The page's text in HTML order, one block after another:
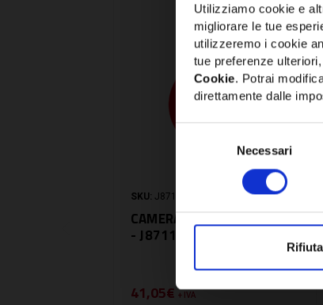
Utilizziamo cookie e
migliorare le tue
utilizzeremo i cookie
tue preferenze
Cookie. Potrai
direttamente dalle
Selezione
Necessari
Rifiuta
SKU: J8711000257
CAMERA DI MISCELAZIONE
- J8711000257
41,05€+ IVA